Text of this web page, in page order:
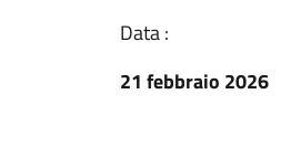
Data :
21 febbraio 2026